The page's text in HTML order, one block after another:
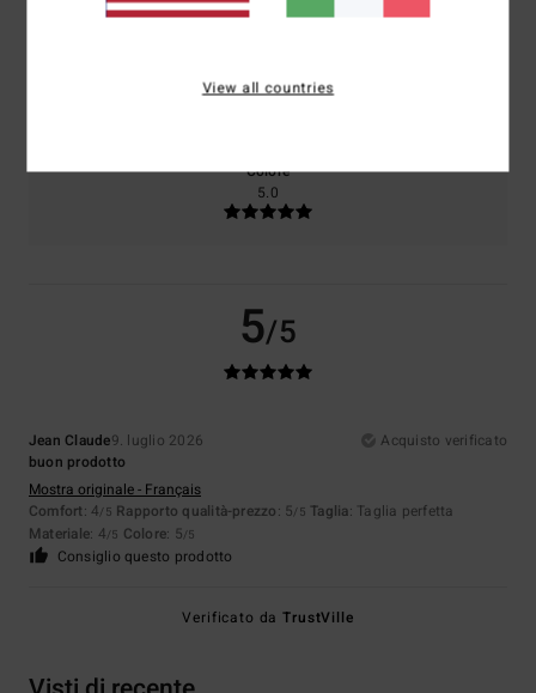
Colore
5.0
5/5
Jean Claude9. luglio 2026
Acquisto verificato
buon prodotto
Mostra originale - Français
Comfort: 4/5 Rapporto qualità-prezzo: 5/5 Taglia: Taglia perfetta
Materiale: 4/5 Colore: 5/5
Consiglio questo prodotto
Verificato daTrustVille
View all countries